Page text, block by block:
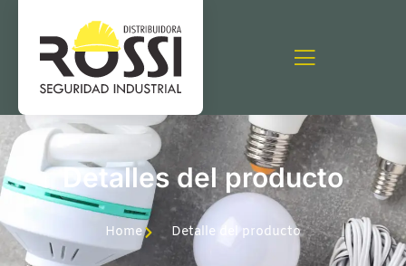
Detalles del producto
Home Detalle del producto